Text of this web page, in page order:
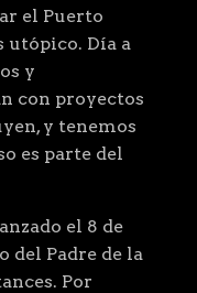
el Puerto
utópico. Día a
y
con proyectos
y tenemos
es parte del
el 8 de
del Padre de la
Por